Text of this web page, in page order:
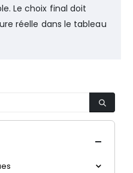
Le choix final doit
réelle dans le tableau